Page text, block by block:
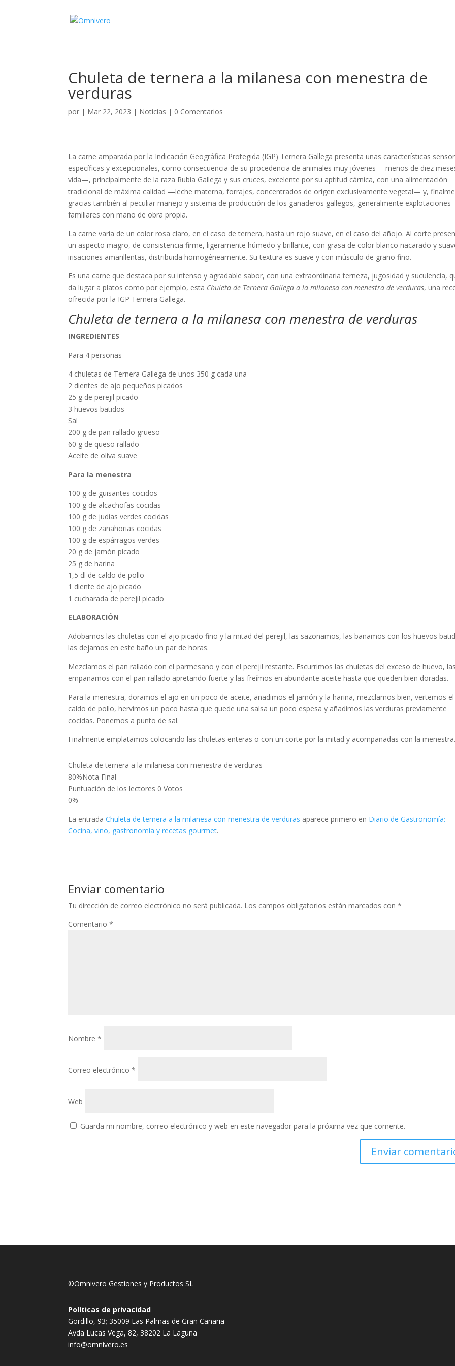
Chuleta de ternera a la milanesa con menestra de
verduras
por | Mar 22, 2023 | Noticias | 0 Comentarios
La carne amparada por la Indicación Geográfica Protegida (IGP) Ternera Gallega presenta unas características
específicas y excepcionales, como consecuencia de su procedencia de animales muy jóvenes —menos de diez
vida—, principalmente de la raza Rubia Gallega y sus cruces, excelente por su aptitud cárnica, con una alimentación
tradicional de máxima calidad —leche materna, forrajes, concentrados de origen exclusivamente vegetal— y,
gracias también al peculiar manejo y sistema de producción de los ganaderos gallegos, generalmente explotaciones
familiares con mano de obra propia.
La carne varía de un color rosa claro, en el caso de ternera, hasta un rojo suave, en el caso del añojo. Al corte
un aspecto magro, de consistencia firme, ligeramente húmedo y brillante, con grasa de color blanco nacarado y
irisaciones amarillentas, distribuida homogéneamente. Su textura es suave y con músculo de grano fino.
Es una carne que destaca por su intenso y agradable sabor, con una extraordinaria terneza, jugosidad y suculencia,
da lugar a platos como por ejemplo, esta Chuleta de Ternera Gallega a la milanesa con menestra de verduras, una
ofrecida por la IGP Ternera Gallega.
Chuleta de ternera a la milanesa con menestra de verduras
INGREDIENTES
Para 4 personas
4 chuletas de Ternera Gallega de unos 350 g cada una
2 dientes de ajo pequeños picados
25 g de perejil picado
3 huevos batidos
Sal
200 g de pan rallado grueso
60 g de queso rallado
Aceite de oliva suave
Para la menestra
100 g de guisantes cocidos
100 g de alcachofas cocidas
100 g de judías verdes cocidas
100 g de zanahorias cocidas
100 g de espárragos verdes
20 g de jamón picado
25 g de harina
1,5 dl de caldo de pollo
1 diente de ajo picado
1 cucharada de perejil picado
ELABORACIÓN
Adobamos las chuletas con el ajo picado fino y la mitad del perejil, las sazonamos, las bañamos con los huevos
las dejamos en este baño un par de horas.
Mezclamos el pan rallado con el parmesano y con el perejil restante. Escurrimos las chuletas del exceso de huevo,
empanamos con el pan rallado apretando fuerte y las freímos en abundante aceite hasta que queden bien doradas.
Para la menestra, doramos el ajo en un poco de aceite, añadimos el jamón y la harina, mezclamos bien, vertemos el
caldo de pollo, hervimos un poco hasta que quede una salsa un poco espesa y añadimos las verduras previamente
cocidas. Ponemos a punto de sal.
Finalmente emplatamos colocando las chuletas enteras o con un corte por la mitad y acompañadas con la
Chuleta de ternera a la milanesa con menestra de verduras
80%Nota Final
Puntuación de los lectores 0 Votos
0%
La entradaChuleta de ternera a la milanesa con menestra de verduras aparece primero en Diario de Gastronomía:
Cocina, vino, gastronomía y recetas gourmet.
Enviar comentario
Tu dirección de correo electrónico no será publicada. Los campos obligatorios están marcados con*
Comentario*
Nombre*
Correo electrónico*
Web
Guarda mi nombre, correo electrónico y web en este navegador para la próxima vez que comente.
©Omnivero Gestiones y Productos SL
Políticas de privacidad
Gordillo, 93; 35009 Las Palmas de Gran Canaria
Avda Lucas Vega, 82, 38202 La Laguna
info@omnivero.es